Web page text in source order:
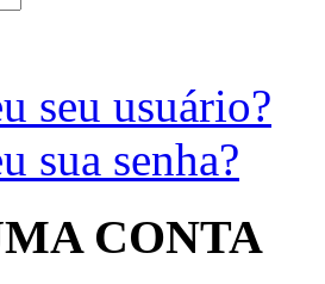
seu usuário?
sua senha?
CONTA